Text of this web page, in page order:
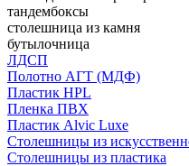
тандембоксы
столешница из камня
бутылочница
ЛДСП
Полотно АГТ (МДФ)
Пластик HPL
Пленка ПВХ
Пластик Alvic Luxe
Столешницы из
Столешницы из пластика